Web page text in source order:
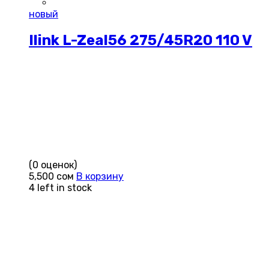
новый
Ilink L-Zeal56 275/45R20 110 V
(0 оценок)
5,500 сом В корзину
4 left in stock